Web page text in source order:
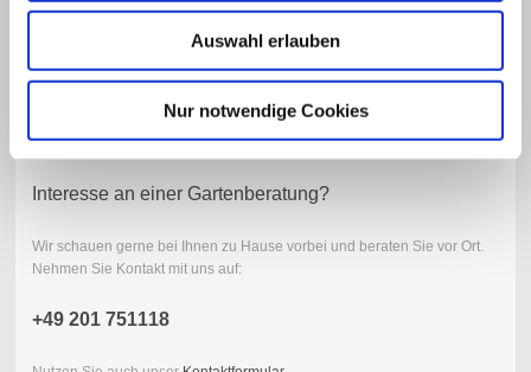
Auswahl erlauben
Nur notwendige Cookies
Interesse an einer Gartenberatung?
Wir schauen gerne bei Ihnen zu Hause vorbei und beraten Sie vor Ort.
Nehmen Sie Kontakt mit uns auf:
+49 201 751118